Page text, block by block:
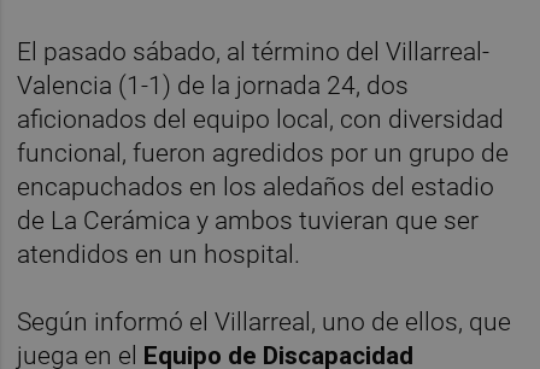
El pasado sábado, al término del Villarreal-
Valencia (1-1) de la jornada 24, dos
aficionados del equipo local, con diversidad
funcional, fueron agredidos por un grupo de
encapuchados en los aledaños del estadio
de La Cerámica y ambos tuvieran que ser
atendidos en un hospital.
Según informó el Villarreal, uno de ellos, que
juega en el Equipo de Discapacidad